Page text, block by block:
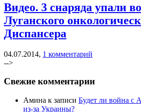
Видео. 3 снаряда упали
Луганского
Диспансера
04.07.2014, 1 комментарий
-->
Свежие комментарии
Амина к записи Будет ли война с
из-за Украины?